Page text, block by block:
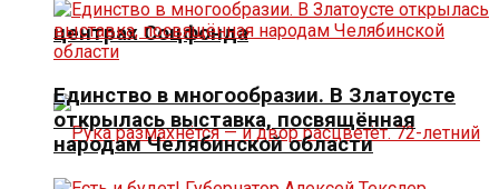
центрах Соцфонда
Единство в многообразии. В Златоусте
открылась выставка, посвящённая
народам Челябинской области